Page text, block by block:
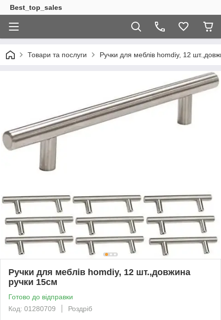
Best_top_sales
Товари та послуги Ручки для меблів homdiy, 12
Ручки для меблів homdiy, 12 шт.,довжина
ручки 15см
Готово до відправки
Код: 01280709
Роздріб